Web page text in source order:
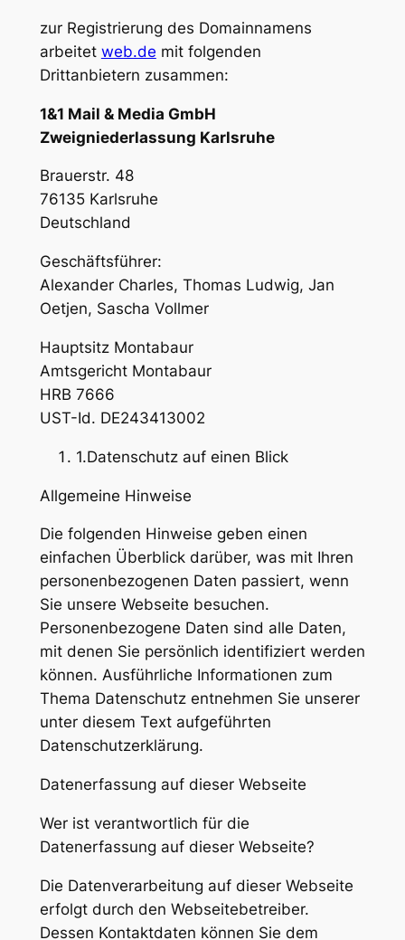
zur Registrierung des Domainnamens
arbeitet web.de mit folgenden
Drittanbietern zusammen:
1&1 Mail & Media GmbH
Zweigniederlassung Karlsruhe
Brauerstr. 48
76135 Karlsruhe
Deutschland
Geschäftsführer:
Alexander Charles, Thomas Ludwig, Jan
Oetjen, Sascha Vollmer
Hauptsitz Montabaur
Amtsgericht Montabaur
HRB 7666
UST-Id. DE243413002
1.Datenschutz auf einen Blick
Allgemeine Hinweise
Die folgenden Hinweise geben einen
einfachen Überblick darüber, was mit Ihren
personenbezogenen Daten passiert, wenn
Sie unsere Webseite besuchen.
Personenbezogene Daten sind alle Daten,
mit denen Sie persönlich identifiziert werden
können. Ausführliche Informationen zum
Thema Datenschutz entnehmen Sie unserer
unter diesem Text aufgeführten
Datenschutzerklärung.
Datenerfassung auf dieser Webseite
Wer ist verantwortlich für die
Datenerfassung auf dieser Webseite?
Die Datenverarbeitung auf dieser Webseite
erfolgt durch den Webseitebetreiber.
Dessen Kontaktdaten können Sie dem